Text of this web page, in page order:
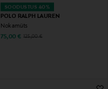
SOODUSTUS 40%
POLO RALPH LAUREN
Nokamüts
Discounted Price
75,00 € Original Price
125,00 €